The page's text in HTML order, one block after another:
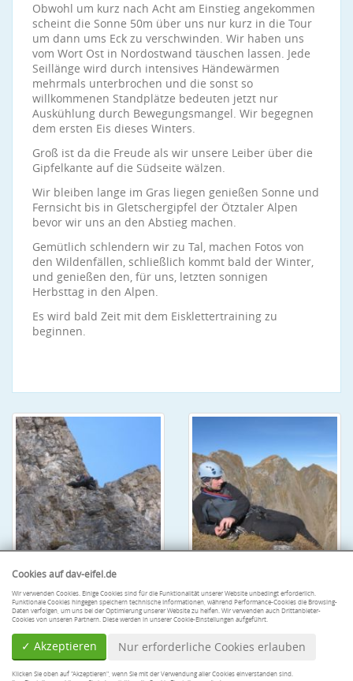
Obwohl um kurz nach Acht am Einstieg angekommen
scheint die Sonne 50m über uns nur kurz in die Tour
um dann ums Eck zu verschwinden. Wir haben uns
vom Wort Ost in Nordostwand täuschen lassen. Jede
Seillänge wird durch intensives Händewärmen
mehrmals unterbrochen und die sonst so
willkommenen Standplätze bedeuten jetzt nur
Auskühlung durch Bewegungsmangel. Wir begegnen
dem ersten Eis dieses Winters.
Groß ist da die Freude als wir unsere Leiber über die
Gipfelkante auf die Südseite wälzen.
Wir bleiben lange im Gras liegen genießen Sonne und
Fernsicht bis in Gletschergipfel der Ötztaler Alpen
bevor wir uns an den Abstieg machen.
Gemütlich schlendern wir zu Tal, machen Fotos von
den Wildenfällen, schließlich kommt bald der Winter,
und genießen den, für uns, letzten sonnigen
Herbsttag in den Alpen.
Es wird bald Zeit mit dem Eisklettertraining zu
beginnen.
Cookies auf dav-eifel.de
Wir verwenden Cookies. Einige Cookies sind für die Funktionalität unserer Website unbedingt erforderlich.
Funktionale Cookies hingegen speichern technische Informationen, während Performance-Cookies die Browsing-
Daten verfolgen, um uns bei der Optimierung unserer Website zu helfen. Wir verwenden auch Drittanbieter-
Cookies von unseren Partnern. Diese werden in unserer Cookie-Einstellungen aufgeführt.
✓ Akzeptieren Nur erforderliche Cookies erlauben
Klicken Sie oben auf "Akzeptieren", wenn Sie mit der Verwendung aller Cookies einverstanden sind.